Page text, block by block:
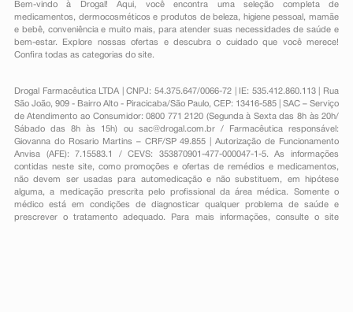
Bem-vindo à Drogal! Aqui, você encontra uma seleção completa de
medicamentos , dermocosméticos e produtos de beleza, higiene pessoal ,mamãe
e bebê, conveniênciae muito mais, para atender suas necessidades de saúde e
bem-estar. Explore nossas ofertas e descubra o cuidado que você merece!
Confira todas as categorias do site.
Drogal Farmacêutica LTDA | CNPJ: 54.375.647/0066-72 | IE: 535.412.860.113 | Rua
São João, 909 - Bairro Alto - Piracicaba/São Paulo, CEP: 13416-585 | SAC – Serviço
de Atendimento ao Consumidor: 0800 771 2120 (Segunda à Sexta das 8h às 20h/
Sábado das 8h às 15h) ou sac@drogal.com.br/ Farmacêutica responsável:
Giovanna do Rosario Martins – CRF/SP 49.855 | Autorização de Funcionamento
Anvisa (AFE): 7.15583.1 / CEVS: 353870901-477-000047-1-5. As informações
contidas neste site, como promoções e ofertas de remédios e medicamentos,
não devem ser usadas para automedicação e não substituem, em hipótese
alguma, a medicação prescrita pelo profissional da área médica. Somente o
médico está em condições de diagnosticar qualquer problema de saúde e
prescrever o tratamento adequado. Para mais informações, consulte o site